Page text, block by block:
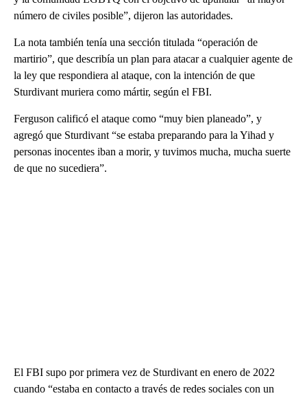
número de civiles posible”, dijeron las autoridades.
La nota también tenía una sección titulada “operación de
martirio”, que describía un plan para atacar a cualquier agente de
la ley que respondiera al ataque, con la intención de que
Sturdivant muriera como mártir, según el FBI.
Ferguson calificó el ataque como “muy bien planeado”, y
agregó que Sturdivant “se estaba preparando para la Yihad y
personas inocentes iban a morir, y tuvimos mucha, mucha suerte
de que no sucediera”.
El FBI supo por primera vez de Sturdivant en enero de 2022
cuando “estaba en contacto a través de redes sociales con un